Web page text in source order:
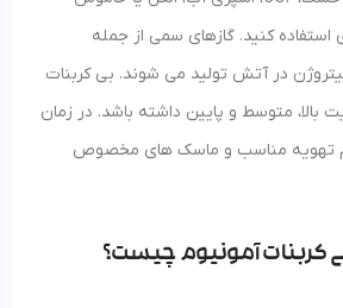
کنید. گازهای سمی از جمله
در آتش تولید می شوند. بی کربنات
بالا، متوسط و پایین داشته باشد. در زمان
تهویه مناسب و ماسک های مخصوص
کربنات آمونیوم چیست؟